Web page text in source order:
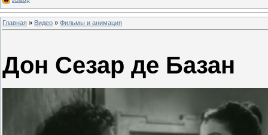
Главная » Видео » Фильмы и анимация
Дон Сезар де Базан